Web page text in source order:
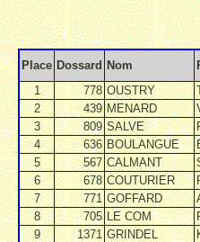
Place Dossard Nom
1
778 OUSTRY
2
439 MENARD
3
809 SALVE
4
636 BOULANGUE
5
567 CALMANT
6
678 COUTURIER
7
771 GOFFARD
8
705 LE COM
9
1371 GRINDEL